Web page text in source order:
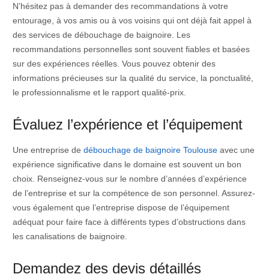
N’hésitez pas à demander des recommandations à votre
entourage, à vos amis ou à vos voisins qui ont déjà fait appel à
des services de débouchage de baignoire. Les
recommandations personnelles sont souvent fiables et basées
sur des expériences réelles. Vous pouvez obtenir des
informations précieuses sur la qualité du service, la ponctualité,
le professionnalisme et le rapport qualité-prix.
Évaluez l’expérience et l’équipement
Une entreprise de débouchage de baignoire Toulouseavec une
expérience significative dans le domaine est souvent un bon
choix. Renseignez-vous sur le nombre d’années d’expérience
de l’entreprise et sur la compétence de son personnel. Assurez-
vous également que l’entreprise dispose de l’équipement
adéquat pour faire face à différents types d’obstructions dans
les canalisations de baignoire.
Demandez des devis détaillés